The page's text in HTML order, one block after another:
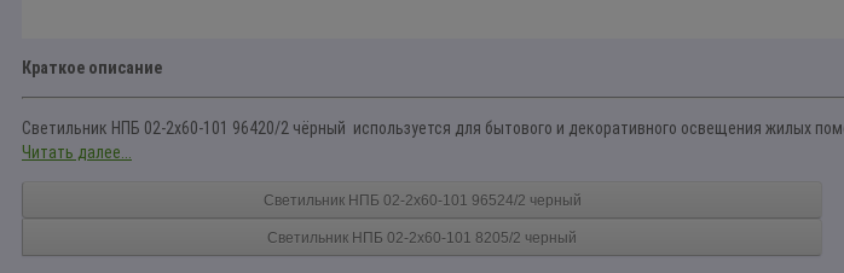
Краткое описание
Светильник НПБ 02-2x60-101 96420/2 чёрный используется для бытового и декоративного освещения жилых
Читать далее...
Светильник НПБ 02-2x60-101 96524/2 черный
Светильник НПБ 02-2x60-101 8205/2 черный